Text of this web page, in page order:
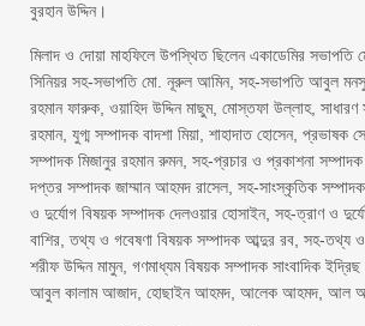
বুরহান উদ্দিন।
মিলাদ ও দোয়া মাহফিলে উপস্থিত ছিলেন একাডেমির
সিনিয়র সহ-সভাপতি মো. নূরুল আমিন, সহ-সভাপতি আবুল
রহমান ফারুক, ওয়াহিদ উদ্দিন মাছুম, মোস্তফা উল্লাহ,
রহমান, যুগ্ম সম্পাদক বাদশা মিয়া, শাহাদাত হোসেন, প্রভাষক
সম্পাদক মিজানুর রহমান রুমন, সহ-প্রচার ও প্রকাশনা
দপ্তর সম্পাদক জাম্মান আহমদ রাসেল, সহ-সাংস্কৃতিক
ও দুর্যোগ বিষয়ক সম্পাদক দেলওয়ার হোসাইন, সহ-ত্রাণ ও
বাশির, তথ্য ও গবেষণা বিষয়ক সম্পাদক আব্দুর রব, সহ-তথ্য ও
শরীফ উদ্দিন মামুন, গণমাধ্যম বিষয়ক সম্পাদক সাংবাদিক
আবুল কালাম আজাদ, হোছাইন আহমদ, আলেক আহমদ, আল